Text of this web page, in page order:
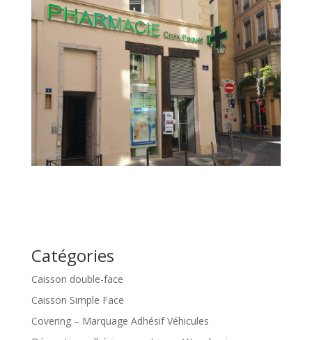
Catégories
Caisson double-face
Caisson Simple Face
Covering – Marquage Adhésif Véhicules